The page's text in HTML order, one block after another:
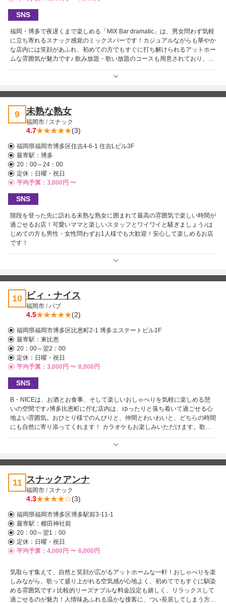
SNS
福岡・博多で夜遅くまで楽しめる「MIX Bar dramatic」は、男女問わず気軽
に立ち寄れるスナック感覚のミックスバーです！カジュアルながらも華やか
な店内には笑顔があふれ、初めての方でもすぐに打ち解けられるアットホー
ムな雰囲気が魅力です♪ 飲み放題・歌い放題のコースも用意されており、お
酒を片手に楽しいトークやカラオケで盛り上がれるひとときを。20時から
翌4時まで営業しており、二次会・三次会にもぴったり！ ご新規様も女性お
9 未熟な熟女
福岡市 / スナック
4.7 (3)
福岡県福岡市博多区住吉4-6-1 住吉Lビル3F
最寄駅： 博多
20：00～24：00
定休：日曜・祝日
平均予算：3,000円 〜
SNS
階段を登った先に訪れる未熟な熟女に囲まれて最高の雰囲気で楽しい時間が
過ごせるお店！可愛いママと楽しいスタッフとワイワイと騒ぎましょう♪は
じめての方も男性・女性問わずお1人様でも大歓迎！安心して楽しめるお店
です！
10 ビィ・ナイス
福岡市 /パブ
4.5 (2)
福岡県福岡市博多区比恵町2-1 博多エステートビル1F
最寄駅： 東比恵
20：00～翌2：00
定休：日曜・祝日
平均予算：3,000円 〜 8,000円
SNS
B・NICEは、お酒とお食事、そして楽しいおしゃべりを気軽に楽しめる憩
いの空間です♪博多比恵町に佇む店内は、ゆったりと落ち着いて過ごせる心
地よい雰囲気。おひとり様でのんびりと、仲間とわいわいと、どちらの時間
にも自然に寄り添ってくれます！ カラオケもお楽しみいただけます。歌い
たい気分の夜には思いきり盛り上がり、語りたい夜にはゆったりグラスを傾
ら、ぜひB・NICEへ。皆様のお越しを心よりお待ちしております♪
11 スナックアンナ
福岡市 / スナック
4.3 (3)
福岡県福岡市博多区博多駅前3-11-1
最寄駅： 櫛田神社前
20：00～翌1：00
定休：日曜・祝日
平均予算：4,000円 〜 6,000円
気取らず集えて、自然と笑顔が広がるアットホームな一軒！おしゃべりを楽
しみながら、歌って盛り上がれる空気感が心地よく、初めてでもすぐに馴染
める雰囲気です♪ 比較的リーズナブルな料金設定も嬉しく、リラックスして
過ごせるのが魅力！人情味あふれる温かな接客に、つい長居してしまう方も